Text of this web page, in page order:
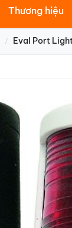
Thương hiệu
/ Eval Port